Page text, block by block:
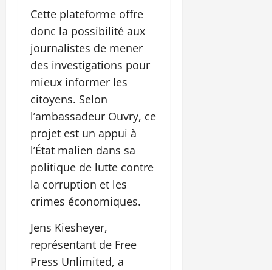
Cette plateforme offre
donc la possibilité aux
journalistes de mener
des investigations pour
mieux informer les
citoyens. Selon
l’ambassadeur Ouvry, ce
projet est un appui à
l’État malien dans sa
politique de lutte contre
la corruption et les
crimes économiques.
Jens Kiesheyer,
représentant de Free
Press Unlimited, a